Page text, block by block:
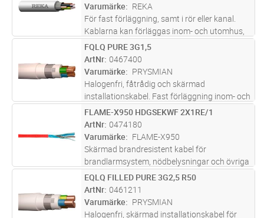
mot de högsta kraven för brandresiste
mer
Varumärke
REKA
För fast förläggning, samt i rör eller kanal.
Kablarna kan förläggas inom- och utomhus,
dock ej i vatten. Vid förläggning i mark ska
kabeln förses med extra skydd mot
mekaniska påkänningar. Al-skärm
M Lägg i kundvagn
FQLQ PURE 3G1,5
ArtNr 0467400
Varumärke
PRYSMIAN
Halogenfri, fåtrådig och skärmad
installationskabel. Fast förläggning inom- och
utomhus, i rör, kanal, i eller under puts, samt
upphängd i bärlina. UV-skyddad för
utomhusbruk i Norden. Ledarisolering
mer
M Lägg i kundvagn
FLAME-X950 HDGSEKWF 2X1RE/1
ArtNr 0474180
Varumärke
FLAME-X950
Skärmad brandresistent kabel för
brandlarmsystem, nödbelysningar och övriga
larmsystem. Bibehåller den elektriska
funktionen vid brand i minst 90 minuter (+830
°C) . Kabeln är halogenfri, lågrökande
mer
M Lägg i kundvagn
EQLQ FILLED PURE 3G2,5 R50
ArtNr 0461211
Varumärke
PRYSMIAN
Halogenfri, skärmad installationskabel för